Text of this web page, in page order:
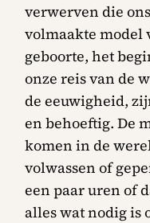
verwerven die
volmaakte model
geboorte, het
onze reis van de
de eeuwigheid,
en behoeftig. De
komen in de
volwassen of
een paar uren of
alles wat nodig is